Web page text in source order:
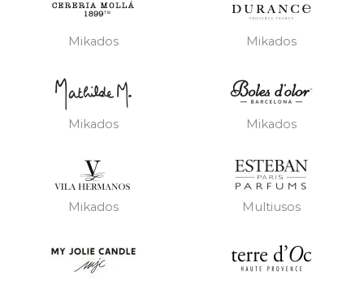
Mikados Mikados
Mikados Mikados
Mikados Multiusos